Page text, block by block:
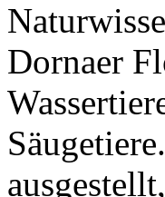
Dornaer